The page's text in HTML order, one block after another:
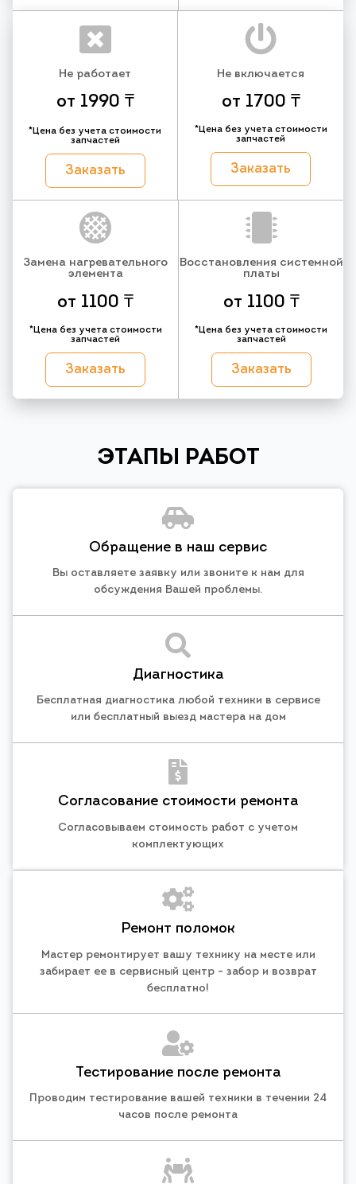
Не работает
от 1990 ₸
*Цена без учета стоимости
запчастей
Заказать
Не включается
от 1700 ₸
*Цена без учета стоимости
запчастей
Заказать
Замена нагревательного
элемента
от 1100 ₸
*Цена без учета стоимости
запчастей
Заказать
Восстановления системной
платы
от 1100 ₸
*Цена без учета стоимости
запчастей
Заказать
ЭТАПЫ РАБОТ
Обращение в наш сервис
Вы оставляете заявку или звоните к нам для
обсуждения Вашей проблемы.
Диагностика
Бесплатная диагностика любой техники в сервисе
или бесплатный выезд мастера на дом
Согласование стоимости ремонта
Согласовываем стоимость работ с учетом
комплектующих
Ремонт поломок
Мастер ремонтирует вашу технику на месте или
забирает ее в сервисный центр - забор и возврат
бесплатно!
Тестирование после ремонта
Проводим тестирование вашей техники в течении 24
часов после ремонта